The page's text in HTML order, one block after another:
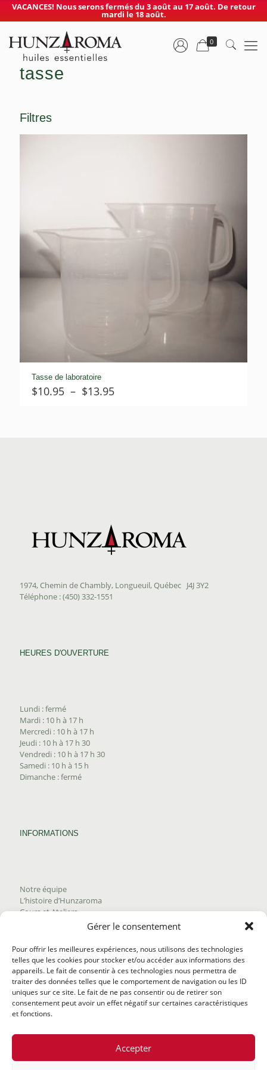
Gérer le consentement
Pour offrir les meilleures expériences, nous utilisons des technologies
telles que les cookies pour stocker et/ou accéder aux informations des
appareils. Le fait de consentir à ces technologies nous permettra de
traiter des données telles que le comportement de navigation ou les ID
uniques sur ce site. Le fait de ne pas consentir ou de retirer son
consentement peut avoir un effet négatif sur certaines caractéristiques
et fonctions.
Accepter
VACANCES! Nous serons fermés du 3 août au 17 août. De retour
mardi le 18 août.
0
tasse
Filtres
Tasse de laboratoire
$10.95 – $13.95Plage
1974, Chemin de Chambly, Longueuil, Québec J4J 3Y2
Téléphone : (450) 332-1551
HEURES D'OUVERTURE
Lundi : fermé
Mardi : 10 h à 17 h
Mercredi : 10 h à 17 h
Jeudi : 10 h à 17 h 30
Vendredi : 10 h à 17 h 30
Samedi : 10 h à 15 h
Dimanche : fermé
INFORMATIONS
Notre équipe
L’histoire d’Hunzaroma
Cours et Ateliers
Trouver nos produits
Politique de frais d'envoi
Termes et conditions
Politique de remboursement